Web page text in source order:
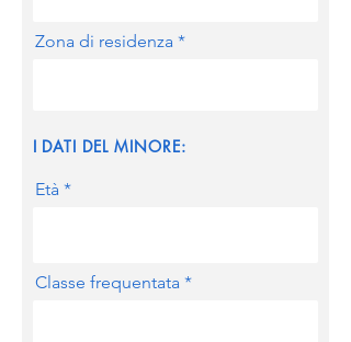
Zona di residenza
I DATI DEL MINORE:
Età
Classe frequentata